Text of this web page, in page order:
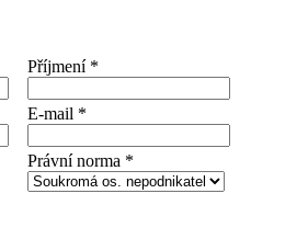
Příjmení *
E-mail *
Právní norma *